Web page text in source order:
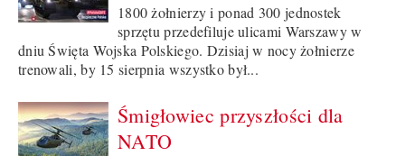
1800 żołnierzy i ponad 300 jednostek
sprzętu przedefiluje ulicami Warszawy w
dniu Święta Wojska Polskiego. Dzisiaj w nocy żołnierze
trenowali, by 15 sierpnia wszystko był...
Śmigłowiec przyszłości dla
NATO